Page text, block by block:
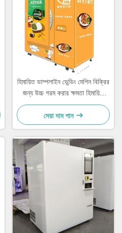
হিমায়িত ডাম্পলাইন ভেন্ডিং মেশিন বিক্রির
জন্য উচ্চ গরম করার ক্ষমতা হিমায়িত
খাদ্য ভেন্ডিং মেশিন
সেরা দাম পান